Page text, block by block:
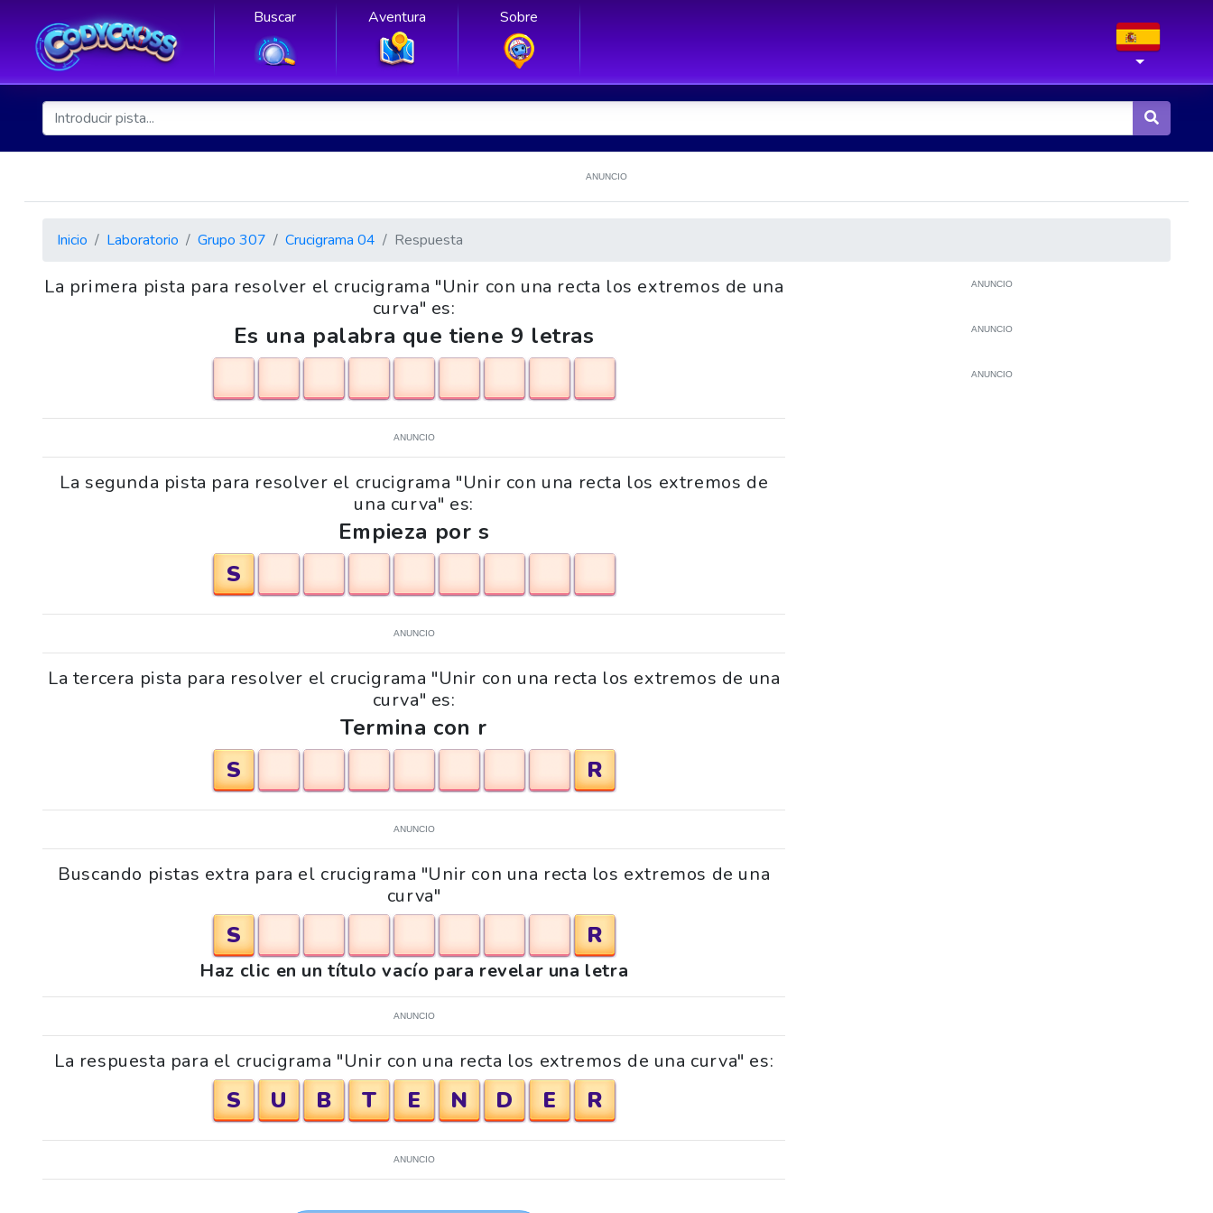
Buscar Aventura Sobre
ANUNCIO
Inicio Laboratorio Grupo 307 Crucigrama 04 Respuesta
La primera pista para resolver el crucigrama "Unir con una recta los extremos de una
curva" es:
Es una palabra que tiene 9 letras
ANUNCIO
La segunda pista para resolver el crucigrama "Unir con una recta los extremos de
una curva" es:
Empieza por s
S
ANUNCIO
La tercera pista para resolver el crucigrama "Unir con una recta los extremos de una
curva" es:
Termina con r
S
R
ANUNCIO
Buscando pistas extra para el crucigrama "Unir con una recta los extremos de una
curva"
S R
Haz clic en un título vacío para revelar una letra
ANUNCIO
La respuesta para el crucigrama "Unir con una recta los extremos de una curva" es:
S U B T E N D E R
ANUNCIO
ANUNCIO
ANUNCIO
ANUNCIO